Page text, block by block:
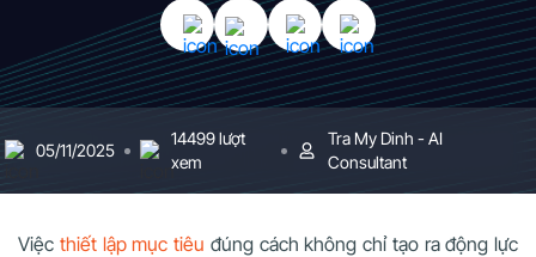
05/11/2025
14499 lượt
xem
Tra My Dinh - AI
Consultant
Việc thiết lập mục tiêu đúng cách không chỉ tạo ra động lực